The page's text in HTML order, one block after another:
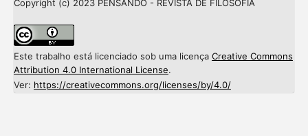
Copyright (c) 2023 PENSANDO - REVISTA DE FILOSOFIA
Este trabalho está licenciado sob uma licença Creative Commons
Attribution 4.0 International License.
Ver: https://creativecommons.org/licenses/by/4.0/